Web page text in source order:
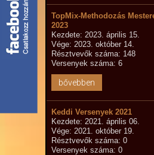
TopMix-Methodozás
2023
Kezdete: 2023. április 15.
Vége: 2023. október 14.
Résztvevők száma: 148
Versenyek száma: 6
bővebben
Keddi Versenyek 2021
Kezdete: 2021. április 06.
Vége: 2021. október 19.
Résztvevők száma: 0
Versenyek száma: 0